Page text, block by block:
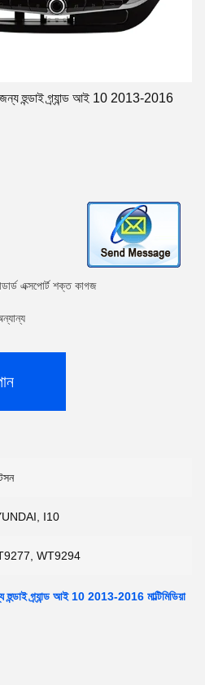
জন্য হুন্ডাই গ্র্যান্ড আই 10 2013-2016
এক্সপোর্ট শক্ত কাগজ
I10
WT9294
গ্র্যান্ড আই 10 2013-2016 মাল্টিমিডিয়া